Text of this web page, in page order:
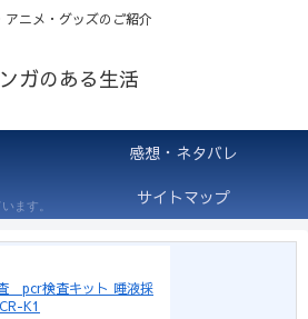
アニメ・グッズのご紹介
ガのある生活
感想・ネタバレ
ます。 サイトマップ
pcr検査キット 唾液採
K1